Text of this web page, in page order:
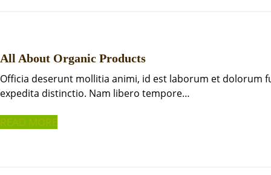
All About Organic Products
Officia deserunt mollitia animi, id est laborum et dolorum
expedita distinctio. Nam libero tempore…
READ MORE